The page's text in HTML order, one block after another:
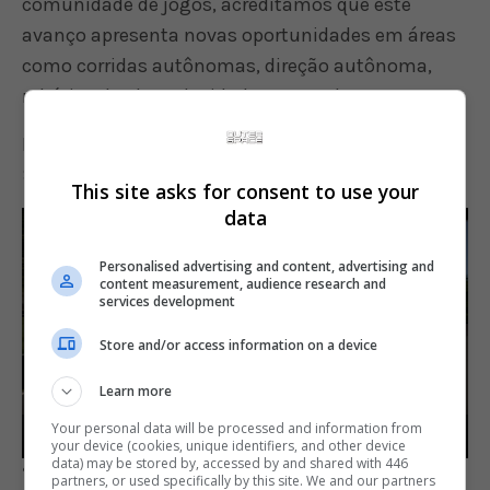
avanço apresenta novas oportunidades em áreas
como corridas autônomas, direção autônoma,
robótica de alta velocidade e controle”.
IA GT Sophy faz ultrapassagem limpa em GT
Play
00:28
SettingsEnter
00:00 00:28
Play
“A pesquisa de IA é uma boa oportunidade para
This site asks for consent to use your
data
Personalised advertising and content, advertising and
content measurement, audience research and
services development
Store and/or access information on a device
Learn more
Your personal data will be processed and information from
your device (cookies, unique identifiers, and other device
data) may be stored by, accessed by and shared with 446
partners, or used specifically by this site. We and our partners